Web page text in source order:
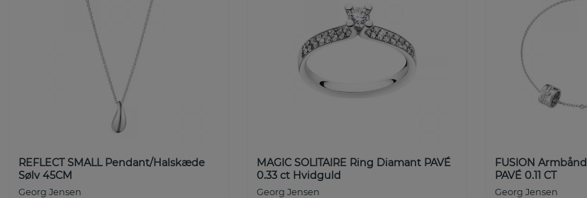
REFLECT SMALL Pendant/Halskæde
Sølv 45CM
Georg Jensen
MAGIC SOLITAIRE Ring Diamant PAVÉ
0.33 ct Hvidguld
Georg Jensen
FUSION
PAVÉ 0.11 CT
Georg Jensen